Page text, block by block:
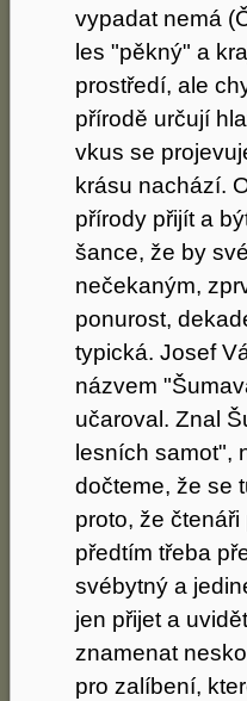
vypadat nemá
les "pěkný" a
prostředí, ale
přírodě určují
vkus se
krásu nachází.
přírody přijít a
šance, že by
nečekaným,
ponurost,
typická. Josef
názvem
učaroval. Znal
lesních samot",
dočteme, že se
proto, že
předtím třeba
svébytný a
jen přijet a
znamenat
pro zalíbení,